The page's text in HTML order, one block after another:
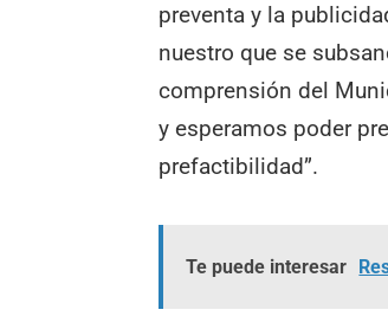
preventa y la
nuestro que se
comprensión del
y esperamos poder
prefactibilidad”.
Te puede interesar